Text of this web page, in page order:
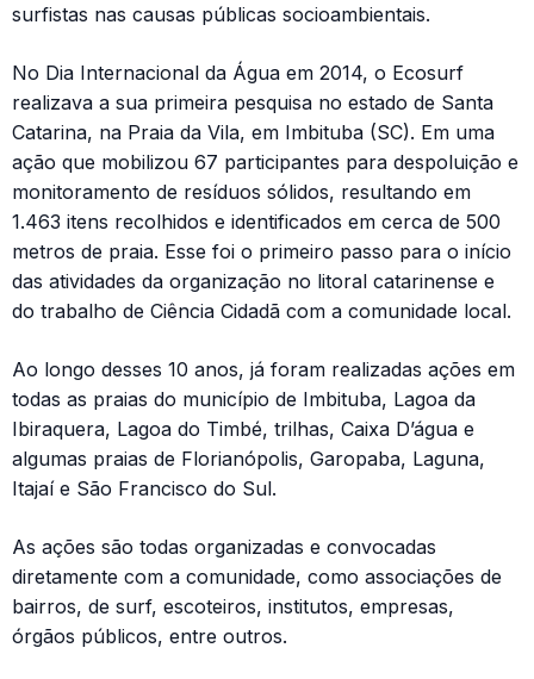
surfistas nas causas públicas socioambientais.
No Dia Internacional da Água em 2014, o Ecosurf
realizava a sua primeira pesquisa no estado de Santa
Catarina, na Praia da Vila, em Imbituba (SC). Em uma
ação que mobilizou 67 participantes para despoluição e
monitoramento de resíduos sólidos, resultando em
1.463 itens recolhidos e identificados em cerca de 500
metros de praia. Esse foi o primeiro passo para o início
das atividades da organização no litoral catarinense e
do trabalho de Ciência Cidadã com a comunidade local.
Ao longo desses 10 anos, já foram realizadas ações em
todas as praias do município de Imbituba, Lagoa da
Ibiraquera, Lagoa do Timbé, trilhas, Caixa D’água e
algumas praias de Florianópolis, Garopaba, Laguna,
Itajaí e São Francisco do Sul.
As ações são todas organizadas e convocadas
diretamente com a comunidade, como associações de
bairros, de surf, escoteiros, institutos, empresas,
órgãos públicos, entre outros.